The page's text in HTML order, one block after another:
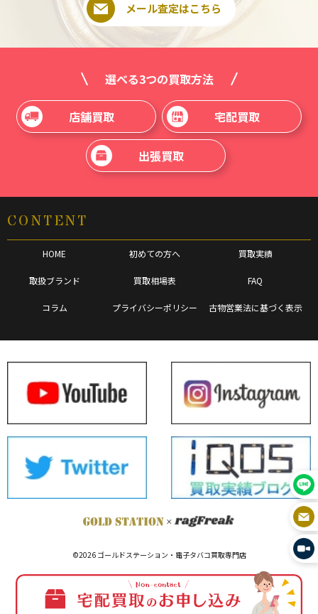
メール査定はこちら
選べる3つの買取方法
店舗買取 宅配買取
出張買取
CONTENT
HOME 初めての方へ 買取実績
取扱ブランド 買取相場表 FAQ
コラム プライバシーポリシー 古物営業法に基づく表示
©2026 ゴールドステーション・電子タバコ買取専門店